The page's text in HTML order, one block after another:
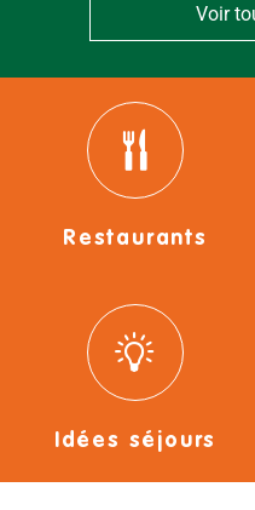
Voir
Restaurants
Idées séjours